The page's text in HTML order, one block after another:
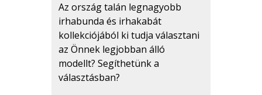
Az ország talán legnagyobb
irhabunda és irhakabát
kollekciójából ki tudja választani
az Önnek legjobban álló
modellt? Segíthetünk a
választásban?